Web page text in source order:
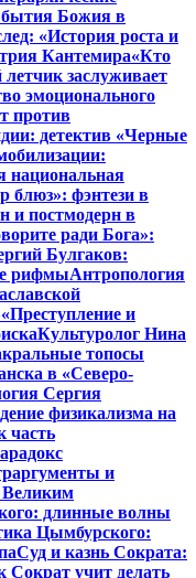
бытия Божия в
«История роста и
Кантемира«Кто
заслуживает
эмоционального
против
детектив «Черные
национальная
блюз»: фэнтези в
и постмодерн в
ради Бога»:
Булгаков:
рифмыАнтропология
«Преступление и
Культуролог Нина
топосы
в «Северо-
Сергия
физикализма на
часть
и
Великим
длинные волны
Цымбурского:
Суд и казнь Сократа:
Сократ учит делать